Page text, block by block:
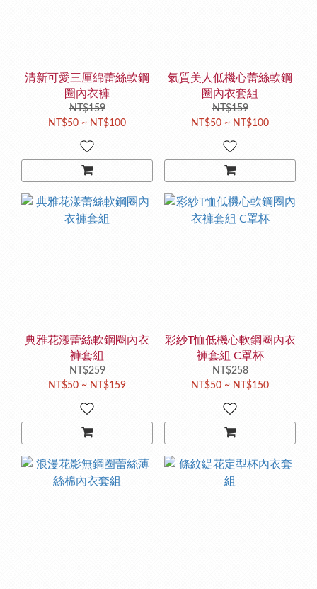
清新可愛三厘綿蕾絲軟鋼
圈內衣褲
NT$159
NT$50 ~ NT$100
氣質美人低機心蕾絲軟鋼
圈內衣套組
NT$159
NT$50 ~ NT$100
典雅花漾蕾絲軟鋼圈內衣
褲套組
NT$259
NT$50 ~ NT$159
彩紗T恤低機心軟鋼圈內衣
褲套組 C罩杯
NT$258
NT$50 ~ NT$150